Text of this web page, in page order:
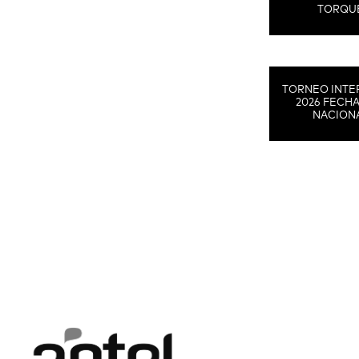
TORNEO
2026